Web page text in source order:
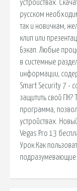
устройствах.
русском
так и новичкам,
клип или
Бэкап. Любые
в системные
информации,
Smart Security 7 -
защитить свой ПК?
программа,
устройствах.
Vegas Pro 13
Урок:Как
подразумевающие